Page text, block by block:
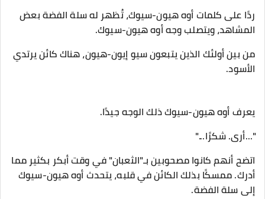
ردًا على كلمات أوه هيون-سيوك، تُظهر له سلة الفضة بعض
المشاهد، ويتصلب وجه أوه هيون-سيوك.
من بين أولئك الذين يتبعون سيو إيون-هيون، هناك كائن يرتدي
الأسود.
يعرف أوه هيون-سيوك ذلك الوجه جيدًا.
"...أرى. شكرًا..."
اتضح أنهم كانوا مصحوبين بـ"الثعبان" في وقت أبكر بكثير مما
أدرك. ممسكًا بذلك الكائن في قلبه، يتحدث أوه هيون-سيوك
إلى سلة الفضة.